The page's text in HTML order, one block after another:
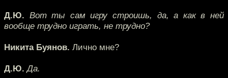
Д.Ю. Вот ты сам игру строишь, да, а как в ней
вообще трудно играть, не трудно?
Никита Буянов. Лично мне?
Д.Ю. Да.